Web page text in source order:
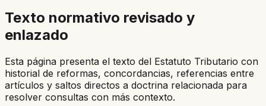
Texto normativo revisado y
enlazado
Esta página presenta el texto del Estatuto Tributario con
historial de reformas, concordancias, referencias entre
artículos y saltos directos a doctrina relacionada para
resolver consultas con más contexto.